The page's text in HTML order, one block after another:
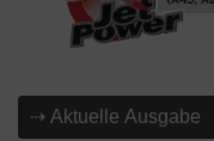
⇢ Aktuelle Ausgabe